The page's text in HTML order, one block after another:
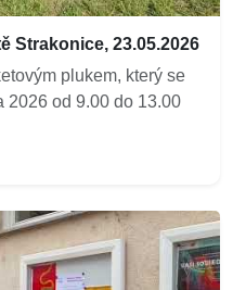
Strakonice, 23.05.2026
plukem, který se
2026 od 9.00 do 13.00